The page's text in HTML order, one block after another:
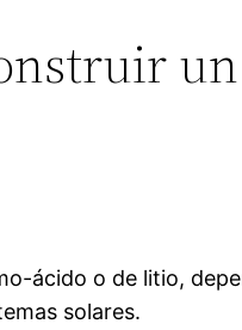
ácido o de litio,
solares.